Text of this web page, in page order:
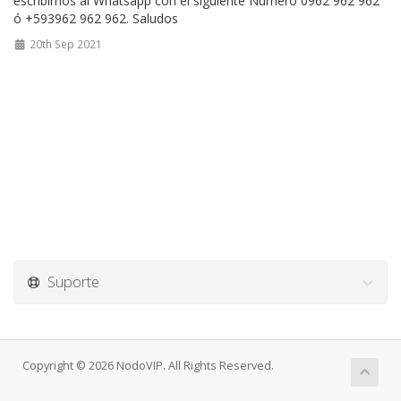
ó +593962 962 962. Saludos
20th Sep 2021
Suporte
Copyright © 2026 NodoVIP. All Rights Reserved.